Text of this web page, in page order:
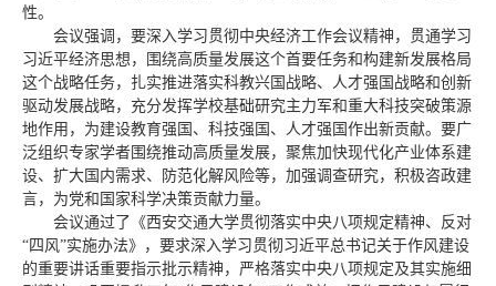
性。
会议强调，要深入学习贯彻中央经济工作会议精神，贯通学习
习近平经济思想，围绕高质量发展这个首要任务和构建新发展格局
这个战略任务，扎实推进落实科教兴国战略、人才强国战略和创新
驱动发展战略，充分发挥学校基础研究主力军和重大科技突破策源
地作用，为建设教育强国、科技强国、人才强国作出新贡献。要广
泛组织专家学者围绕推动高质量发展，聚焦加快现代化产业体系建
设、扩大国内需求、防范化解风险等，加强调查研究，积极咨政建
言，为党和国家科学决策贡献力量。
会议通过了《西安交通大学贯彻落实中央八项规定精神、反对
“四风”实施办法》，要求深入学习贯彻习近平总书记关于作风建设
的重要讲话重要指示批示精神，严格落实中央八项规定及其实施细